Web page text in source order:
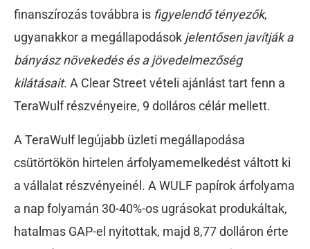
finanszírozás továbbra is figyelendő tényezők,
ugyanakkor a megállapodások jelentősen javítják a
bányász növekedés és a jövedelmezőség
kilátásait. A Clear Street vételi ajánlást tart fenn a
TeraWulf részvényeire, 9 dolláros célár mellett.
A TeraWulf legújabb üzleti megállapodása
csütörtökön hirtelen árfolyamemelkedést váltott ki
a vállalat részvényeinél. A WULF papírok árfolyama
a nap folyamán 30-40%-os ugrásokat produkáltak,
hatalmas GAP-el nyitottak, majd 8,77 dolláron érte